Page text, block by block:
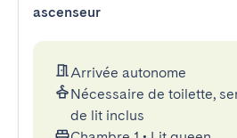
ascenseur
Arrivée autonome
Nécessaire de toilette,
de lit inclus